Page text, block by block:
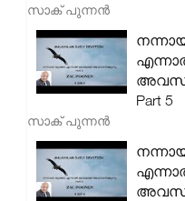
സാക് പുന്നൻ
Part 5
സാക് പുന്നൻ